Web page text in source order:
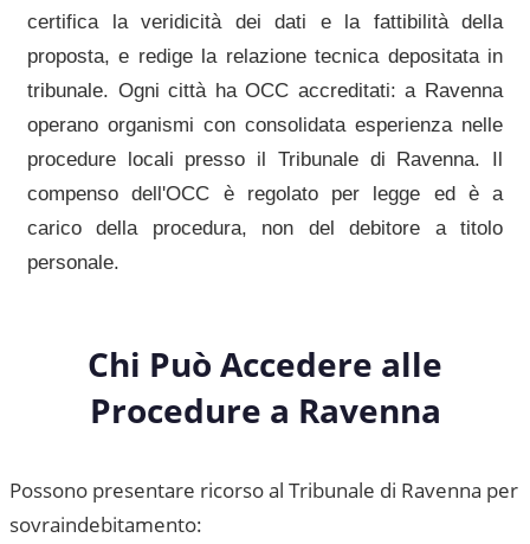
certifica la veridicità dei dati e la fattibilità della
proposta, e redige la relazione tecnica depositata in
tribunale. Ogni città ha OCC accreditati: a Ravenna
operano organismi con consolidata esperienza nelle
procedure locali presso il Tribunale di Ravenna. Il
compenso dell'OCC è regolato per legge ed è a
carico della procedura, non del debitore a titolo
personale.
Chi Può Accedere alle
Procedure a Ravenna
Possono presentare ricorso al Tribunale di Ravenna per
sovraindebitamento: